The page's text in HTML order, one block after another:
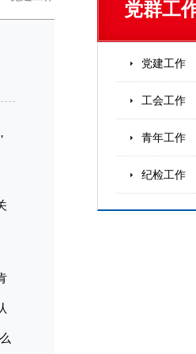
党群工
党建工作
工会工作
青年工作
纪检工作